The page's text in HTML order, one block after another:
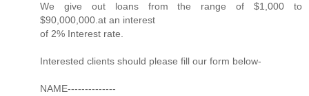
We give out loans from the range of $1,000 to
$90,000,000.at an interest
of 2% Interest rate.
Interested clients should please fill our form below-
NAME--------------